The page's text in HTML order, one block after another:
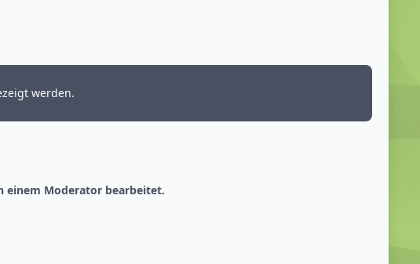
werden.
einem Moderator bearbeitet.